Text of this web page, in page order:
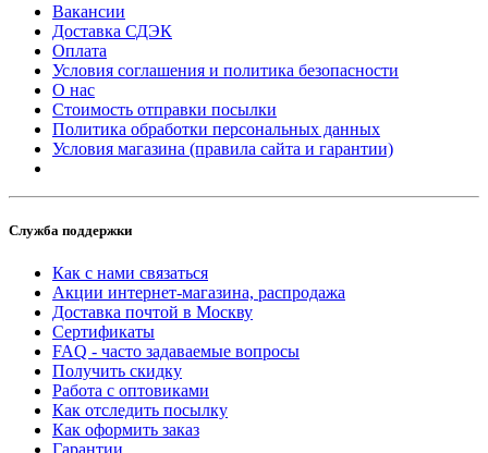
Вакансии
Доставка СДЭК
Оплата
Условия соглашения и политика безопасности
О нас
Стоимость отправки посылки
Политика обработки персональных данных
Условия магазина (правила сайта и гарантии)
Служба поддержки
Как с нами связаться
Акции интернет-магазина, распродажа
Доставка почтой в Москву
Сертификаты
FAQ - часто задаваемые вопросы
Получить скидку
Работа с оптовиками
Как отследить посылку
Как оформить заказ
Гарантии